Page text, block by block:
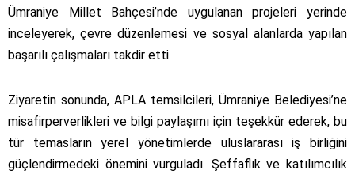
Ümraniye Millet Bahçesi’nde uygulanan projeleri yerinde
inceleyerek, çevre düzenlemesi ve sosyal alanlarda yapılan
başarılı çalışmaları takdir etti.
Ziyaretin sonunda, APLA temsilcileri, Ümraniye Belediyesi’ne
misafirperverlikleri ve bilgi paylaşımı için teşekkür ederek, bu
tür temasların yerel yönetimlerde uluslararası iş birliğini
güçlendirmedeki önemini vurguladı. Şeffaflık ve katılımcılık